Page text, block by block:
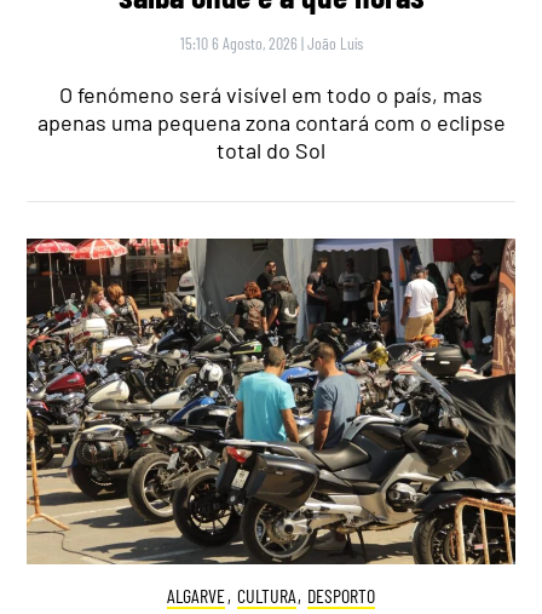
15:10 6 Agosto, 2026 |João Luís
O fenómeno será visível em todo o país, mas
apenas uma pequena zona contará com o eclipse
total do Sol
ALGARVE, CULTURA, DESPORTO